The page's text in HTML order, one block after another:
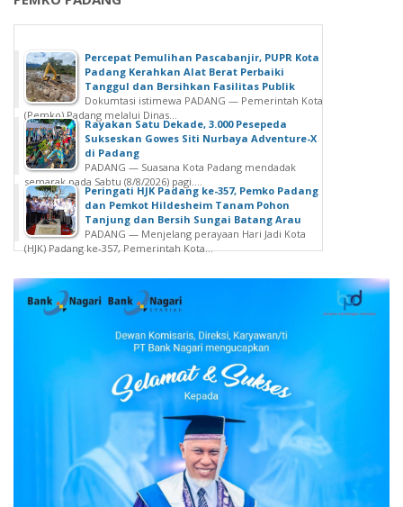
Percepat Pemulihan Pascabanjir, PUPR Kota
Padang Kerahkan Alat Berat Perbaiki
Tanggul dan Bersihkan Fasilitas Publik
Dokumtasi istimewa PADANG — Pemerintah Kota
(Pemko) Padang melalui Dinas...
Rayakan Satu Dekade, 3.000 Pesepeda
Sukseskan Gowes Siti Nurbaya Adventure-X
di Padang
PADANG — Suasana Kota Padang mendadak
semarak pada Sabtu (8/8/2026) pagi....
Peringati HJK Padang ke-357, Pemko Padang
dan Pemkot Hildesheim Tanam Pohon
Tanjung dan Bersih Sungai Batang Arau
PADANG — Menjelang perayaan Hari Jadi Kota
(HJK) Padang ke-357, Pemerintah Kota...